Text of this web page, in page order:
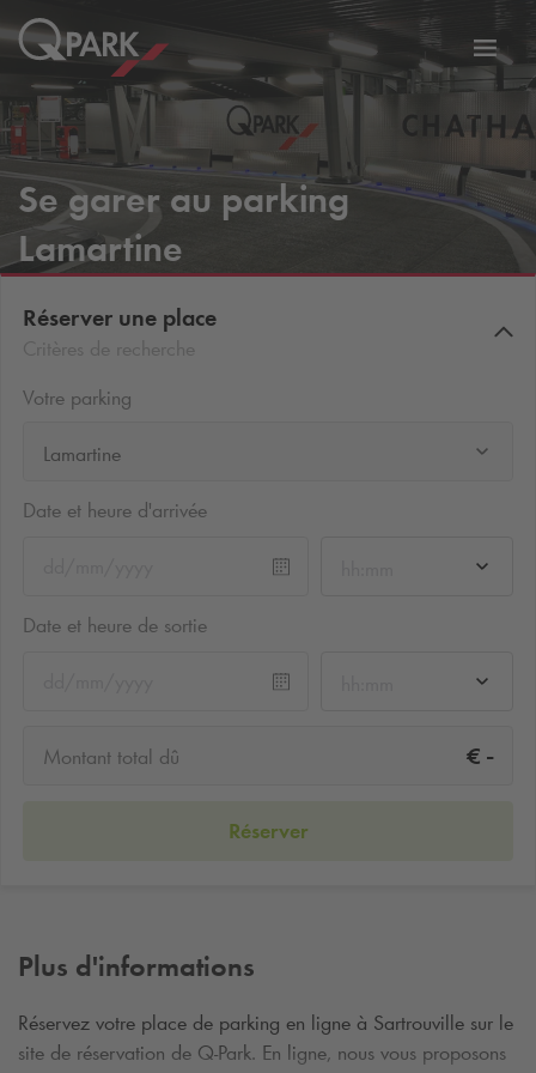
vers
la
Se garer au parking
Lamartine
Réserver une place
Votre parking
Lamartine
Date et heure d'arrivée
Date et heure de sortie
Montant total dû € -
Réserver
Plus d'informations
Réservez votre place de parking en ligne à Sartrouville sur le
site de réservation de Q-Park. En ligne, nous vous proposons